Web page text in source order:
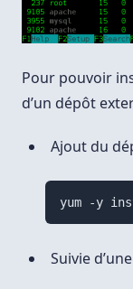
Pour pouvoir
d’un dépôt
Ajout du
yum -y
Suivie